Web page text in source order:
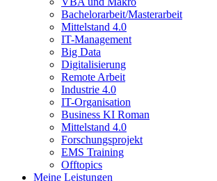
Bachelorarbeit/Masterarbeit
Mittelstand 4.0
IT-Management
Big Data
Digitalisierung
Remote Arbeit
Industrie 4.0
IT-Organisation
Business KI Roman
Mittelstand 4.0
Forschungsprojekt
EMS Training
Offtopics
Meine Leistungen